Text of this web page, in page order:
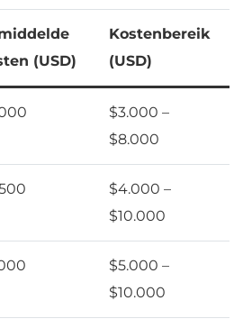
(USD)
Kostenbereik
(USD)
$3.000 –
$8.000
$4.000 –
$10.000
$5.000 –
$10.000